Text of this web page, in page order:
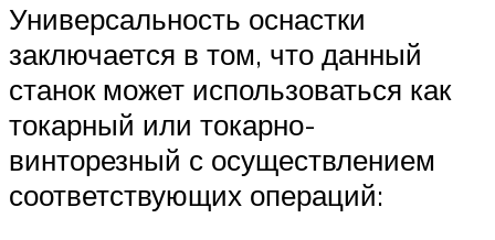
Универсальность оснастки
заключается в том, что данный
станок может использоваться как
токарный или токарно-
винторезный с осуществлением
соответствующих операций: